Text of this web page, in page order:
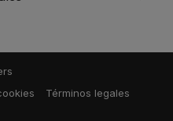
Términos legales